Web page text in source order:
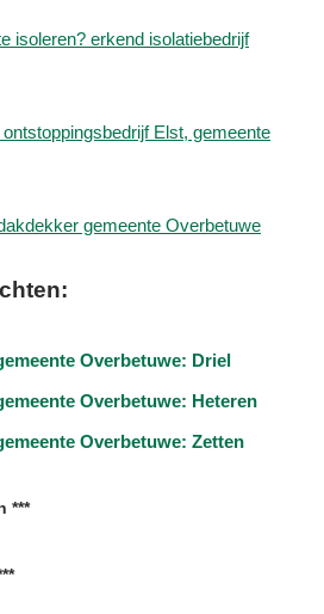
isoleren? erkend isolatiebedrijf
Elst, gemeente
gemeente Overbetuwe
Overbetuwe: Driel
Overbetuwe: Heteren
Overbetuwe: Zetten
***